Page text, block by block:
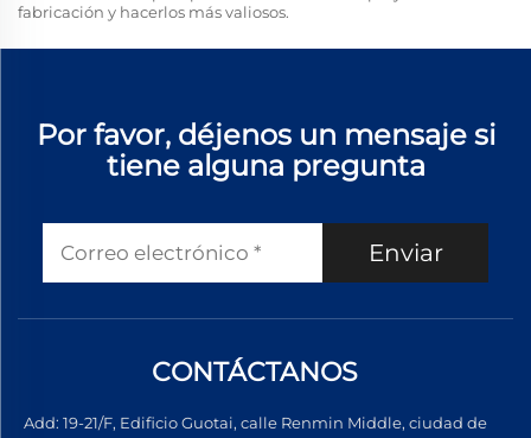
fabricación y hacerlos más valiosos.
Por favor, déjenos un mensaje si
tiene alguna pregunta
Enviar
CONTÁCTANOS
Add: 19-21/F, Edificio Guotai, calle Renmin Middle, ciudad de